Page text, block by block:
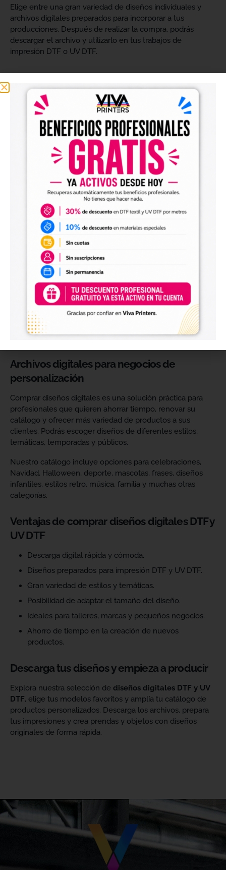
Elige entre una gran variedad de diseños individuales y
archivos digitales preparados para incorporar a tus
producciones. Después de realizar la compra, podrás
descargar el archivo y utilizarlo en tus trabajos de
impresión DTF o UV DTF.
Nuestrosdiseños digitales para DTF
son ideales para
crear camisetas, sudaderas, tote bags, ropa infantil,
prendas promocionales y otros productos textiles
personalizados.
Los archivos están pensados para facilitar la preparación
de tus impresiones y ayudarte a crear nuevas colecciones
sin tener que diseñar cada imagen desde cero. Solo
tendrás que adaptar el tamaño a tus necesidades, preparar
el archivo en tu programa de impresión y producirlo con tu
maquinaria DTF.
Diseños digitales para impresión UV DTF
También encontrarás
perfectos para personalizar vasos, botellas, termos, cajas,
envases, artículos promocionales y otras superficies rígidas
Estos diseños permiten incorporar nuevas opciones a tu
catálogo de personalización de objetos y preparar
producciones propias utilizando tu impresora UV DTF o tu
proveedor habitual de impresión.
Archivos digitales para negocios de
personalización
Comprar diseños digitales es una solución práctica para
profesionales que quieren ahorrar tiempo, renovar su
catálogo y ofrecer más variedad de productos a sus
clientes. Podrás escoger diseños de diferentes estilos,
temáticas, temporadas y públicos.
Nuestro catálogo incluye opciones para celebraciones,
Navidad, Halloween, deporte, mascotas, frases, diseños
infantiles, estilos retro, música, familia y muchas otras
categorías.
Ventajas de comprar diseños digitales DTF y
UV DTF
Descarga digital rápida y cómoda.
Diseños preparados para impresión DTF y UV DTF.
Gran variedad de estilos y temáticas.
Posibilidad de adaptar el tamaño del diseño.
Ideales para talleres, marcas y pequeños negocios.
Ahorro de tiempo en la creación de nuevos
productos.
Descarga tus diseños y empieza a producir
Explora nuestra selección de diseños digitales DTF y UV
DTF, elige tus modelos favoritos y amplía tu catálogo de
productos personalizados. Descarga los archivos, prepara
tus impresiones y crea prendas y objetos con diseños
originales de forma rápida.